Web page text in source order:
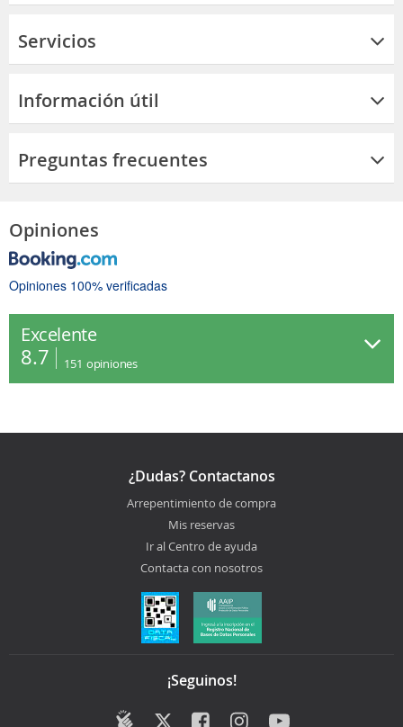
Servicios
Información útil
Preguntas frecuentes
Opiniones
Opiniones 100% verificadas
Excelente
8.7 151 opiniones
¿Dudas? Contactanos
Arrepentimiento de compra
Mis reservas
Ir al Centro de ayuda
Contacta con nosotros
¡Seguinos!